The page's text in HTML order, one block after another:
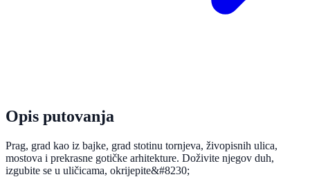
Opis putovanja
Prag, grad kao iz bajke, grad stotinu tornjeva, živopisnih ulica,
mostova i prekrasne gotičke arhitekture. Doživite njegov duh,
izgubite se u uličicama, okrijepite&#8230;